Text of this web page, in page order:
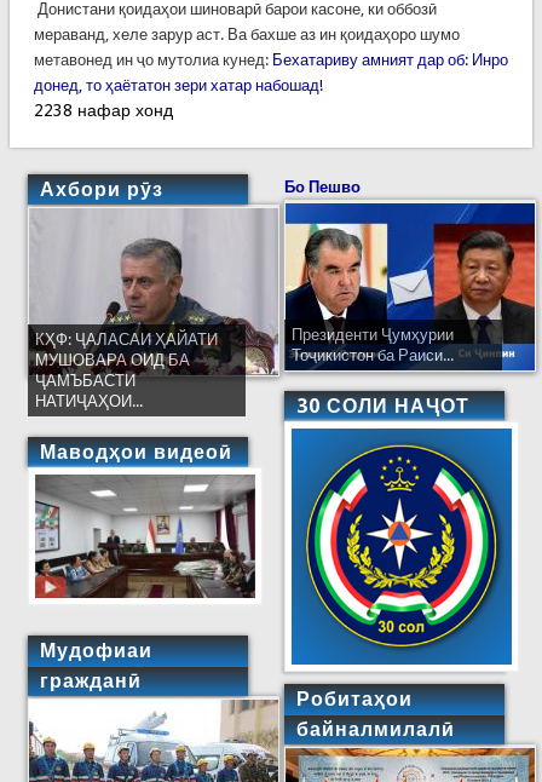
Донистани қоидаҳои шиноварӣ барои касоне, ки оббозӣ
мераванд, хеле зарур аст. Ва бахше аз ин қоидаҳоро шумо
метавонед ин ҷо мутолиа кунед: Бехатариву амният дар об: Инро
донед, то ҳаётатон зери хатар набошад!
2238 нафар хонд
Ахбори рӯз
КҲФ: ҶАЛАСАИ ҲАЙАТИ
МУШОВАРА ОИД БА
ҶАМЪБАСТИ
НАТИҶАҲОИ...
Маводҳои видеоӣ
Мудофиаи
гражданӣ
Бо Пешво
Президенти Ҷумҳурии
Тоҷикистон ба Раиси...
30 СОЛИ НАҶОТ
Робитаҳои
байналмилалӣ